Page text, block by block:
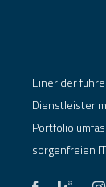
Einer der
Dienstleister
Portfolio
sorgenfreien